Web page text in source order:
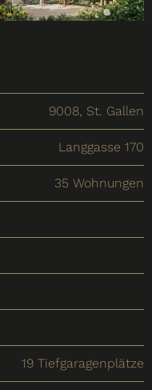
9008, St. Gallen
Langgasse 170
35 Wohnungen
19 Tiefgaragenplätze